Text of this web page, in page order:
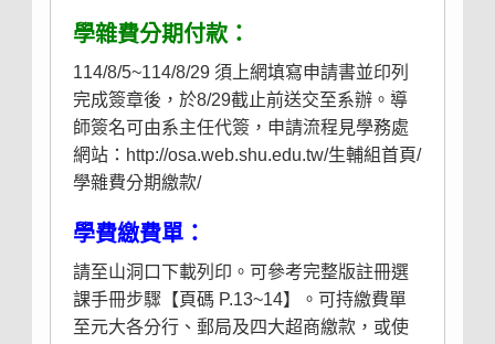
學雜費分期付款：
114/8/5~114/8/29 須上網填寫申請書並印列
完成簽章後，於8/29截止前送交至系辦。導
師簽名可由系主任代簽，申請流程見學務處
網站： http://osa.web.shu.edu.tw/生輔組首頁/
學雜費分期繳款/
學費繳費單：
請至山洞口下載列印。可參考完整版註冊選
課手冊步驟【頁碼 P.13~14】。可持繳費單
至元大各分行、郵局及四大超商繳款，或使